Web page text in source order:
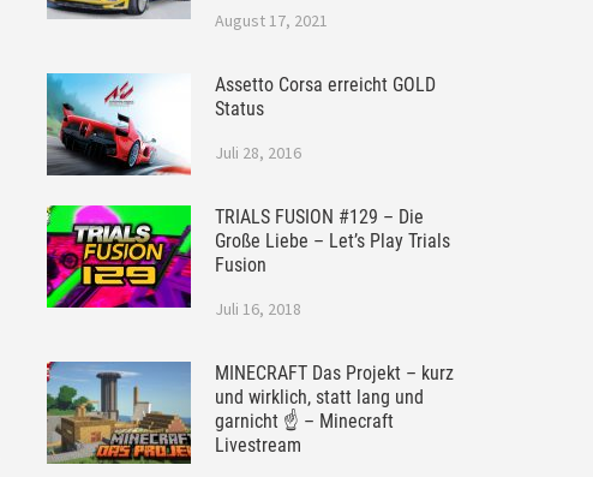
August 17, 2021
Assetto Corsa erreicht GOLD
Status
Juli 28, 2016
TRIALS FUSION #129 – Die
Große Liebe – Let’s Play Trials
Fusion
Juli 16, 2018
MINECRAFT Das Projekt – kurz
und wirklich, statt lang und
garnicht ☝ – Minecraft
Livestream